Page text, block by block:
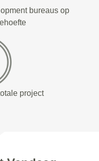
bureaus op
project